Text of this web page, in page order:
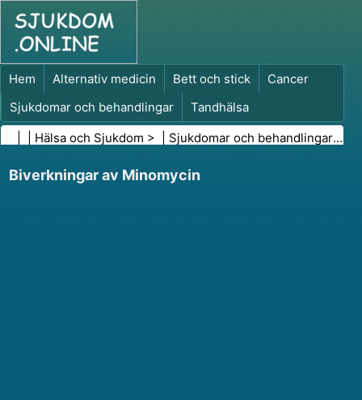
Hem Alternativ medicin Bett och stick
Cancer
Sjukdomar och behandlingar
Tandhälsa
Kost och näring
Familjehälsa
Hälsa och Sjukdom > | Sjukdomar och behandlingar|
Biverkningar av Minomycin